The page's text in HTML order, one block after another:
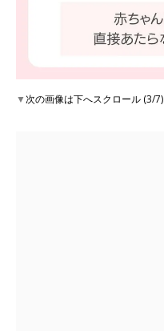
▼次の画像は下へスクロール (3/7)